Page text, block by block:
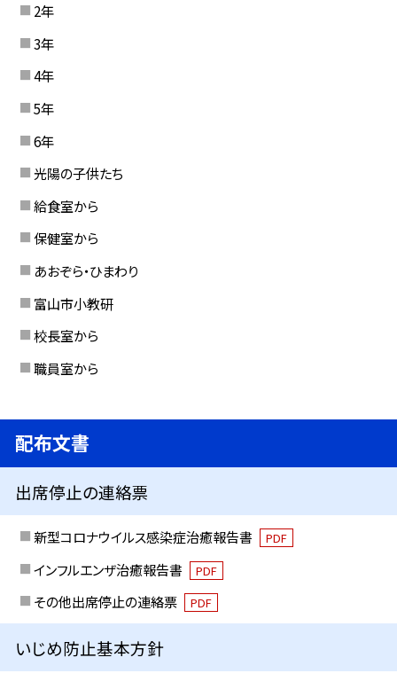
2年
3年
4年
5年
6年
光陽の子供たち
給食室から
保健室から
あおぞら・ひまわり
富山市小教研
校長室から
職員室から
配布文書
出席停止の連絡票
新型コロナウイルス感染症治癒報告書 PDF
インフルエンザ治癒報告書 PDF
その他出席停止の連絡票 PDF
いじめ防止基本方針